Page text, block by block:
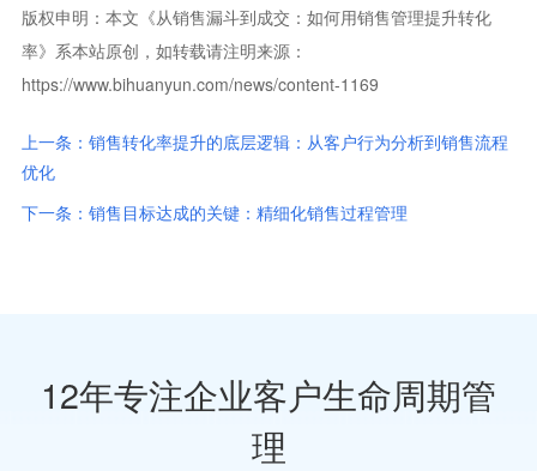
版权申明：本文《从销售漏斗到成交：如何用销售管理提升转化
率》系本站原创，如转载请注明来源：
https://www.bihuanyun.com/news/content-1169
上一条：销售转化率提升的底层逻辑：从客户行为分析到销售流程
优化
下一条：销售目标达成的关键：精细化销售过程管理
12年专注企业客户生命周期管
理